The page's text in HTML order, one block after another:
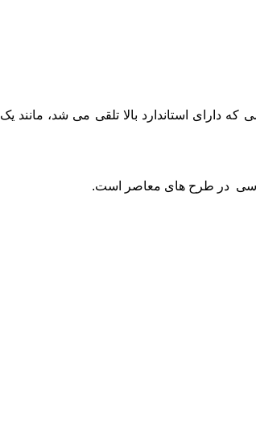
دارای استاندارد بالا تلقی می ‌شد، مانند یک
در طرح ‌های معاصر است.